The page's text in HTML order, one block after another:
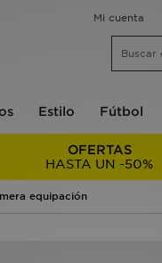
Mi cuenta
Estilo Fútbol
OFERTAS
HASTA UN -50%
equipación